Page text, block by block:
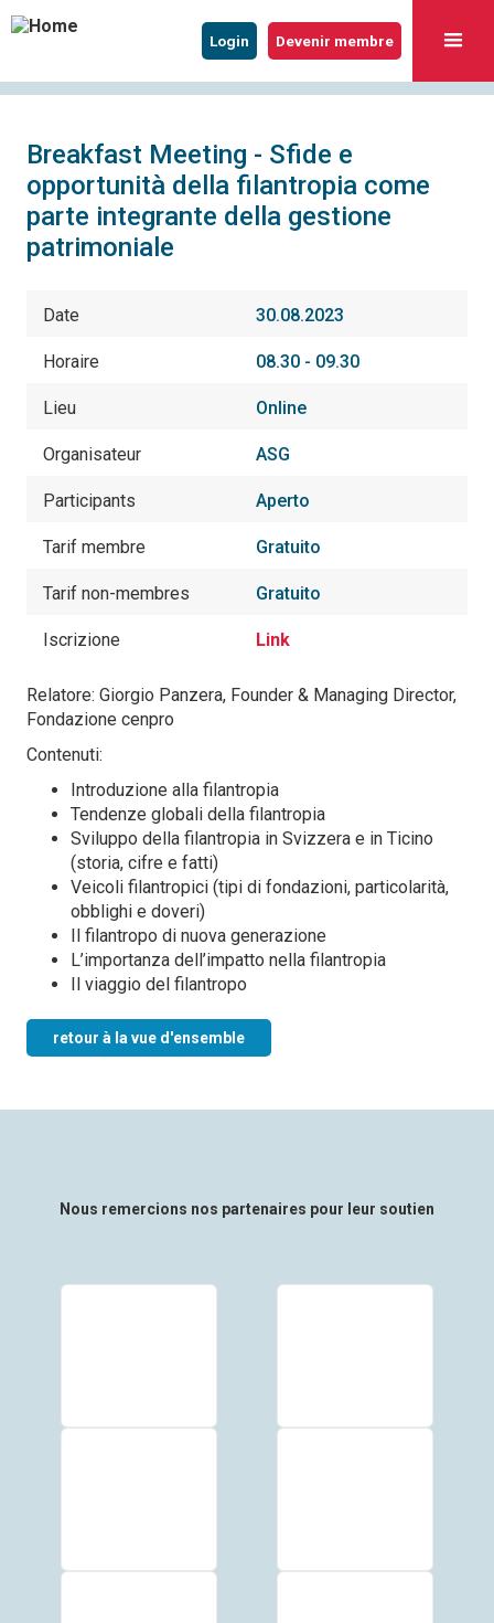
Devenir membre
Login
Breakfast Meeting - Sfide e
opportunità della filantropia come
parte integrante della gestione
patrimoniale
Date 30.08.2023
Horaire 08.30 - 09.30
Lieu Online
Organisateur ASG
Participants Aperto
Tarif membre Gratuito
Tarif non-membres Gratuito
Iscrizione Link
Relatore: Giorgio Panzera, Founder & Managing Director,
Fondazione cenpro
Contenuti:
Introduzione alla filantropia
Tendenze globali della filantropia
Sviluppo della filantropia in Svizzera e in Ticino
(storia, cifre e fatti)
Veicoli filantropici (tipi di fondazioni, particolarità,
obblighi e doveri)
Il filantropo di nuova generazione
L’importanza dell’impatto nella filantropia
Il viaggio del filantropo
retour à la vue d'ensemble
Nous remercions nos partenaires pour leur soutien